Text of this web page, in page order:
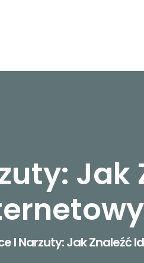
I Narzuty: Jak Znaleźć